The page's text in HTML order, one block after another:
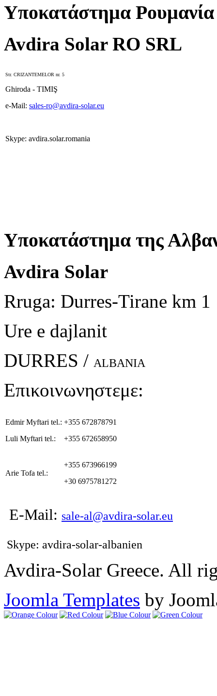
Υποκατάστημα Ρουμανία
Avdira Solar RO SRL
Str. CRIZANTEMELOR nr. 5
Ghiroda - TIMIŞ
e-Mail: sales-ro@avdira-solar.eu
Skype: avdira.solar.romania
Υποκατάστημα της
Avdira Solar
Rruga: Durres-Tirane km 1
Ure e dajlanit
DURRES / ALBANIA
Επικοινωνηστεμε:
Edmir Myftari tel.:
Luli Myftari tel.:
+355 672878791
+355 672658950
Arie Tofa tel.:
+355 673966199
+30 6975781272
E-Mail: sale-al@avdira-solar.eu
Skype: avdira-solar-albanien
Avdira-Solar Greece. All
Joomla Templates by